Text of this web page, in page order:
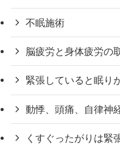
不眠施術
脳疲労と身体疲労の
緊張していると眠り
動悸、頭痛、自律神
くすぐったがりは緊